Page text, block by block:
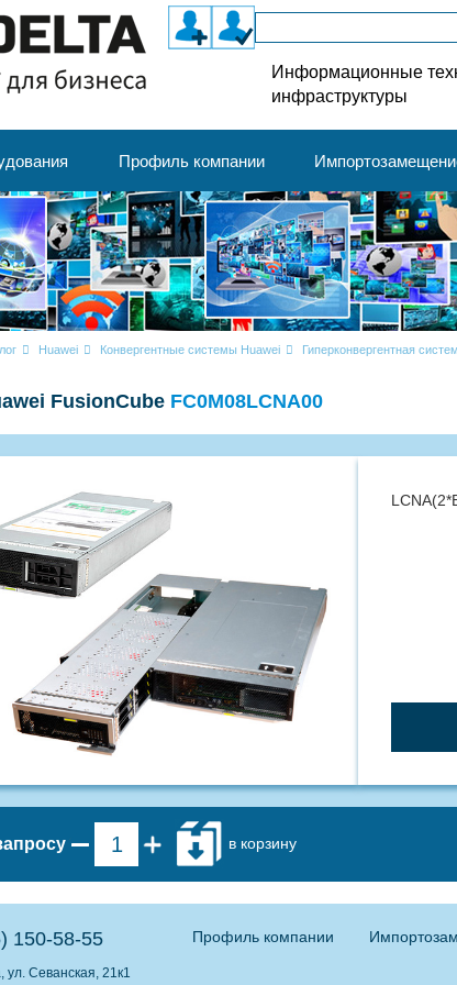
Информационные
инфраструктуры
Профиль компании
Huawei Конвергентные системы Huawei Гиперконвергентная
FusionCube FC0M08LCNA00
в корзину
150-58-55
ул. Севанская, 21к1
Профиль компании